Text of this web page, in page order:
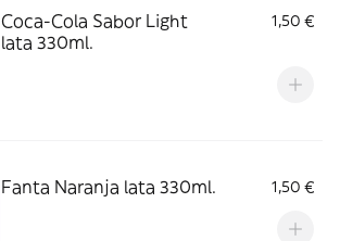
Coca-Cola Sabor Light
lata 330ml.
1,50 €
Fanta Naranja lata 330ml. 1,50 €